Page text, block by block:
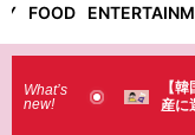
FOOD
What’s
new!
人も“駄菓子”が大好きだった
ばれるものが意外過ぎ・・・